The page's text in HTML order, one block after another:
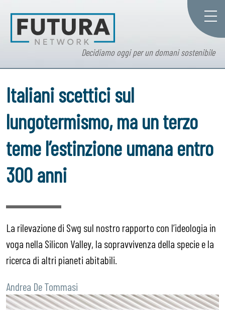
Decidiamo oggi per un domani sostenibile
Italiani scettici sul
lungotermismo, ma un terzo
teme l’estinzione umana entro
300 anni
La rilevazione di Swg sul nostro rapporto con l’ideologia in
voga nella Silicon Valley, la sopravvivenza della specie e la
ricerca di altri pianeti abitabili.
Andrea De Tommasi